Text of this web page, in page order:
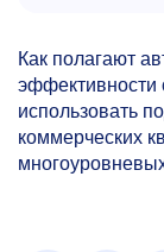
Как полагают
эффективности
использовать
коммерческих